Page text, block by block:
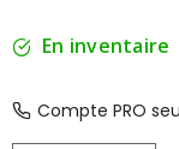
En inventaire
Compte PRO